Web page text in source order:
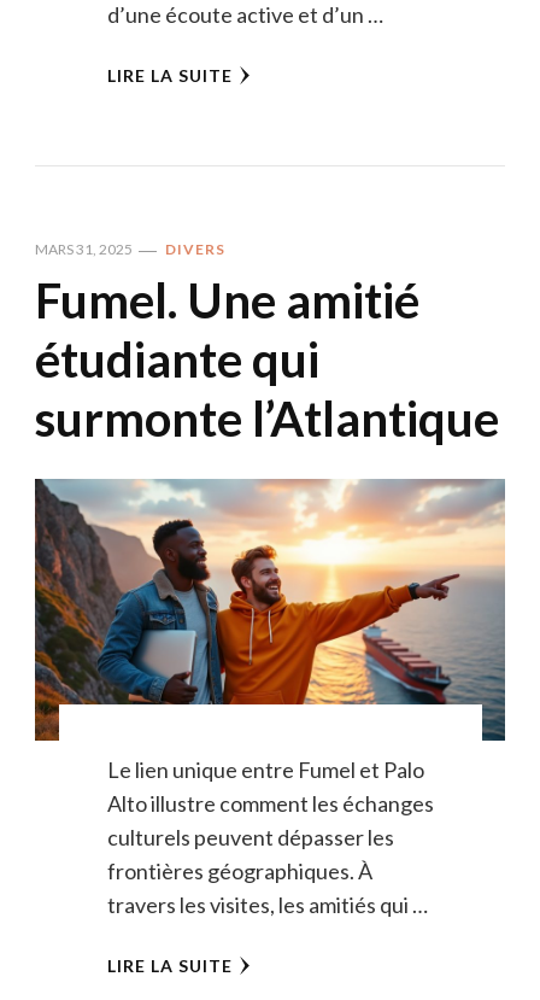
d’une écoute active et d’un …
LIRE LA SUITE
MARS 31, 2025 DIVERS
Fumel. Une amitié
étudiante qui
surmonte l’Atlantique
Le lien unique entre Fumel et Palo
Alto illustre comment les échanges
culturels peuvent dépasser les
frontières géographiques. À
travers les visites, les amitiés qui …
LIRE LA SUITE